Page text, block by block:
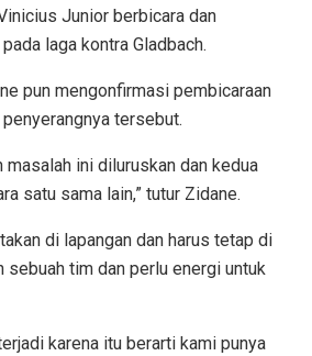
Junior berbicara dan
laga kontra Gladbach.
pun mengonfirmasi pembicaraan
tersebut.
masalah ini diluruskan dan kedua
satu sama lain,” tutur Zidane.
di lapangan dan harus tetap di
sebuah tim dan perlu energi untuk
karena itu berarti kami punya